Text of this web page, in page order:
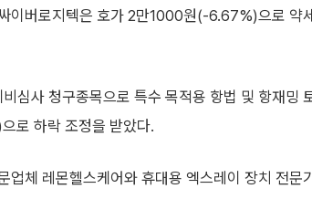
이버로지텍은 호가 2만1000원(-6.67%)으로 약
심사 청구종목으로 특수 목적용 항법 및 항재밍
로 하락 조정을 받았다.
업체 레몬헬스케어와 휴대용 엑스레이 장치 전문